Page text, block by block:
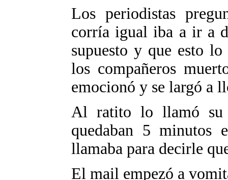
Los periodistas
corría igual iba a ir a
supuesto y que esto
los compañeros
emocionó y se largó a
Al ratito lo llamó su
quedaban 5 minutos
llamaba para decirle
El mail empezó a